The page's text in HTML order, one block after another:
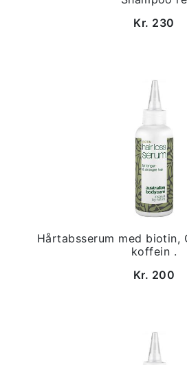
Kr. 230
Hårtabsserum med biotin,
koffein .
Kr. 200